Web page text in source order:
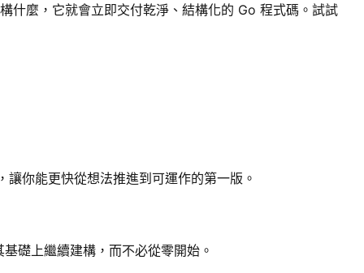
什麼，它就會立即交付乾淨、結構化的 Go 程式碼。試試
你能更快從想法推進到可運作的第一版。
礎上繼續建構，而不必從零開始。